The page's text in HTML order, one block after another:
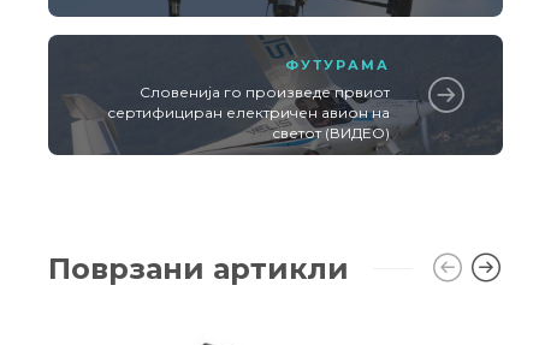
ФУТУРАМА
Словенија го произведе првиот
сертифициран електричен авион на
светот (ВИДЕО)
Поврзани артикли